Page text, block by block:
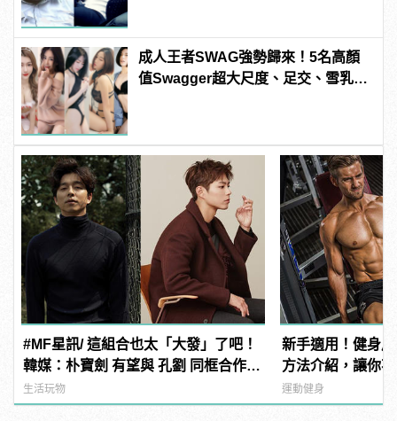
成人王者SWAG強勢歸來！5名高顏
值Swagger超大尺度、足交、雪乳、
#MF星訊/ 這組合也太「大發」了吧！
韓媒：朴寶劍 有望與 孔劉 同框合作新
電影《徐福》！
生活玩物
新手適用！健身
方法介紹，讓你
運動健身